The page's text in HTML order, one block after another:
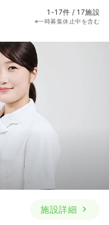
1-17件 / 17施設
※一時募集休止中を含む
施設詳細